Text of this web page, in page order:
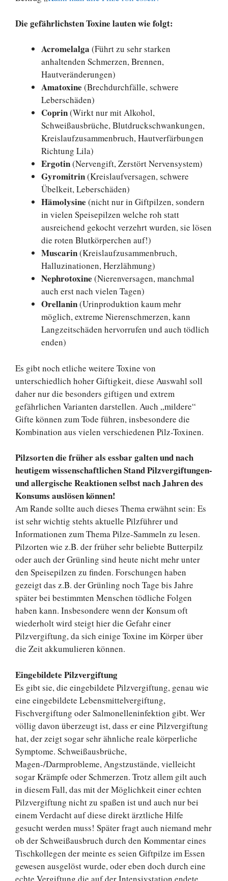
Die gefährlichsten Toxine lauten wie folgt:
Acromelalga (Führt zu sehr starken
anhaltenden Schmerzen, Brennen,
Hautveränderungen)
Amatoxine (Brechdurchfälle, schwere
Leberschäden)
Coprin(Wirkt nur mit Alkohol,
Schweißausbrüche, Blutdruckschwankungen,
Kreislaufzusammenbruch, Hautverfärbungen
Richtung Lila)
Ergotin(Nervengift, Zerstört Nervensystem)
Gyromitrin(Kreislaufversagen, schwere
Übelkeit, Leberschäden)
Hämolysine (nicht nur in Giftpilzen, sondern
in vielen Speisepilzen welche roh statt
ausreichend gekocht verzehrt wurden, sie lösen
die roten Blutkörperchen auf!)
Muscarin(Kreislaufzusammenbruch,
Halluzinationen, Herzlähmung)
Nephrotoxine (Nierenversagen, manchmal
auch erst nach vielen Tagen)
Orellanin(Urinproduktion kaum mehr
möglich, extreme Nierenschmerzen, kann
Langzeitschäden hervorrufen und auch tödlich
enden)
Es gibt noch etliche weitere Toxine von
unterschiedlich hoher Giftigkeit, diese Auswahl soll
daher nur die besonders giftigen und extrem
gefährlichen Varianten darstellen. Auch „mildere“
Gifte können zum Tode führen, insbesondere die
Kombination aus vielen verschiedenen Pilz-Toxinen.
Pilzsorten die früher als essbar galten und nach
heutigem wissenschaftlichen Stand Pilzvergiftungen-
und allergische Reaktionen selbst nach Jahren des
Konsums auslösen können!
Am Rande sollte auch dieses Thema erwähnt sein: Es
ist sehr wichtig stehts aktuelle Pilzführer und
Informationen zum Thema Pilze-Sammeln zu lesen.
Pilzorten wie z.B. der früher sehr beliebte Butterpilz
oder auch der Grünling sind heute nicht mehr unter
den Speisepilzen zu finden. Forschungen haben
gezeigt das z.B. der Grünling noch Tage bis Jahre
später bei bestimmten Menschen tödliche Folgen
haben kann. Insbesondere wenn der Konsum oft
wiederholt wird steigt hier die Gefahr einer
Pilzvergiftung, da sich einige Toxine im Körper über
die Zeit akkumulieren können.
Eingebildete Pilzvergiftung
Es gibt sie, die eingebildete Pilzvergiftung, genau wie
eine eingebildete Lebensmittelvergiftung,
Fischvergiftung oder Salmonelleninfektion gibt. Wer
völlig davon überzeugt ist, dass er eine Pilzvergiftung
hat, der zeigt sogar sehr ähnliche reale körperliche
Symptome. Schweißausbrüche,
Magen-/Darmprobleme, Angstzustände, vielleicht
sogar Krämpfe oder Schmerzen. Trotz allem gilt auch
in diesem Fall, das mit der Möglichkeit einer echten
Pilzvergiftung nicht zu spaßen ist und auch nur bei
einem Verdacht auf diese direkt ärztliche Hilfe
gesucht werden muss! Später fragt auch niemand mehr
ob der Schweißausbruch durch den Kommentar eines
Tischkollegen der meinte es seien Giftpilze im Essen
gewesen ausgelöst wurde, oder eben doch durch eine
echte Vergiftung die auf der Intensivstation endete.